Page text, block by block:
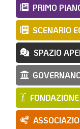
PRIMO
SCENARIO
SPAZIO
FONDAZIONE